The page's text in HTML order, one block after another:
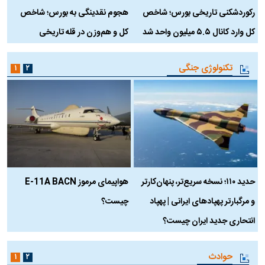
رکوردشکنی تاریخی بورس؛ شاخص
کل وارد کانال ۵.۵ میلیون واحد شد
هجوم نقدینگی به بورس؛ شاخص
کل و هم‌وزن در قله تاریخی
تکنولوژی جنگی
حدید ۱۱۰؛ نسخه سریع‌تر، پنهان‌کارتر
و مرگبارتر پهپادهای ایرانی | پهپاد
انتحاری جدید ایران چیست؟
هواپیمای مرموز E-11A BACN
چیست؟
۱ ۲
حوادث ۱ ۲